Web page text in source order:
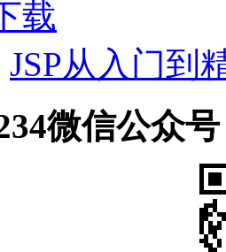
载
JSP从入门到
微信公众号